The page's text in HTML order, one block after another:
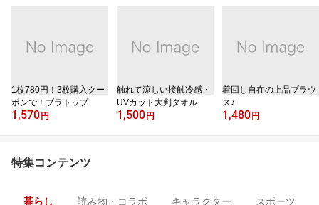
1枚780円！3枚購入クー
ポンで！ブラトップ
1,570 円
触れて涼しい接触冷感・
UVカット大判タオル
1,500 円
着回し自在の上品ブラウ
ス♪
1,480 円
特集コンテンツ
暮らし 読み物・コラボ キャラクター スポーツ